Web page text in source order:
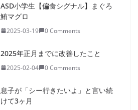
ASD小学生【偏食シグナル】まぐろ
鮪マグロ
2025-03-19 0 Comments
2025年正月までに改善したこと
2025-02-04 0 Comments
息子が「シー行きたいよ」と言い続
けて3ヶ月